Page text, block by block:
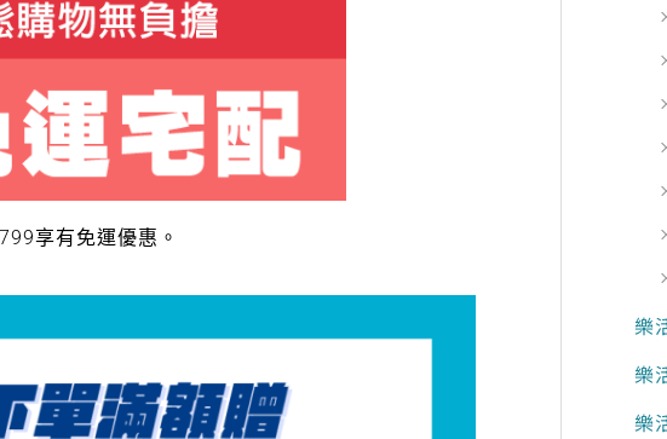
享有免運優惠。
樂
樂
樂